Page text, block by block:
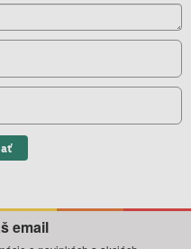
email